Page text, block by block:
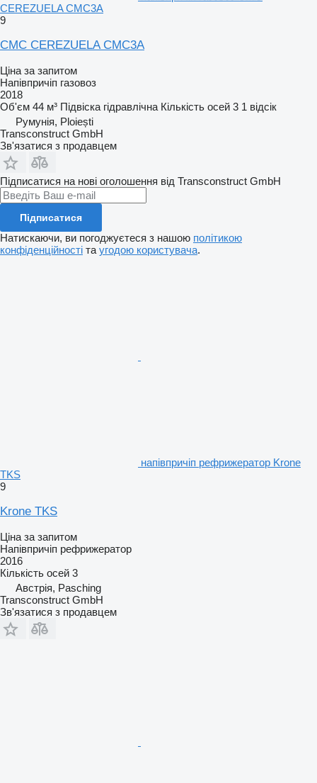
CEREZUELA CMC3A
9
CMC CEREZUELA CMC3A
Ціна за запитом
Напівпричіп газовоз
2018
Об'єм 44 м³ Підвіска гідравлічна Кількість осей 3 1 відсік
Румунія, Ploiești
Transconstruct GmbH
Зв'язатися з продавцем
Підписатися на нові оголошення від Transconstruct GmbH
Підписатися
Натискаючи, ви погоджуєтеся з нашою політикою
конфіденційності та угодою користувача.
напівпричіп рефрижератор Krone
TKS
9
Krone TKS
Ціна за запитом
Напівпричіп рефрижератор
2016
Кількість осей 3
Австрія, Pasching
Transconstruct GmbH
Зв'язатися з продавцем